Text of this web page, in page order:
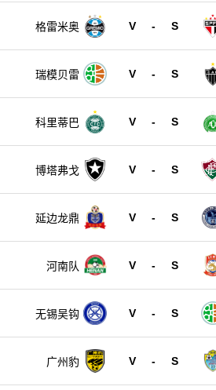
格雷米奥 V - S
瑞模贝雷 V - S
科里蒂巴 V - S
博塔弗戈 V - S
延边龙鼎 V - S
河南队 V - S
无锡吴钩 V - S
广州豹 V - S